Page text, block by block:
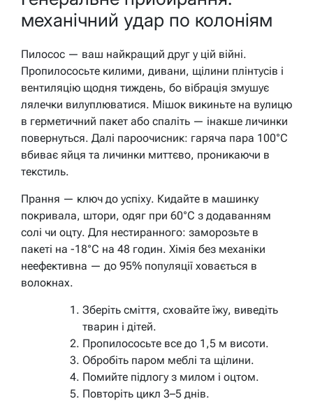
механічний удар по колоніям
Пилосос — ваш найкращий друг у цій війні.
Пропилососьте килими, дивани, щілини плінтусів і
вентиляцію щодня тиждень, бо вібрація змушує
лялечки вилуплюватися. Мішок викиньте на вулицю
в герметичний пакет або спаліть — інакше личинки
повернуться. Далі пароочисник: гаряча пара 100°C
вбиває яйця та личинки миттєво, проникаючи в
текстиль.
Прання — ключ до успіху. Кидайте в машинку
покривала, штори, одяг при 60°C з додаванням
солі чи оцту. Для нестиранного: заморозьте в
пакеті на -18°C на 48 годин. Хімія без механіки
неефективна — до 95% популяції ховається в
волокнах.
Зберіть сміття, сховайте їжу, виведіть
тварин і дітей.
Пропилососьте все до 1,5 м висоти.
Обробіть паром меблі та щілини.
Помийте підлогу з милом і оцтом.
Повторіть цикл 3–5 днів.